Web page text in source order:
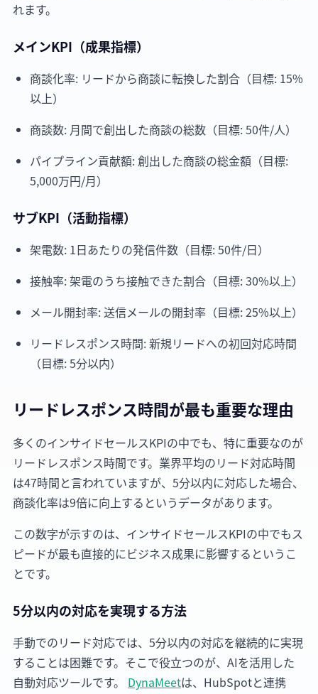
れます。
メインKPI（成果指標）
商談化率: リードから商談に転換した割合（目標: 15%
以上）
商談数: 月間で創出した商談の総数（目標: 50件/人）
パイプライン貢献額: 創出した商談の総金額（目標:
5,000万円/月）
サブKPI（活動指標）
架電数: 1日あたりの発信件数（目標: 50件/日）
接触率: 架電のうち接触できた割合（目標: 30%以上）
メール開封率: 送信メールの開封率（目標: 25%以上）
リードレスポンス時間: 新規リードへの初回対応時間
（目標: 5分以内）
リードレスポンス時間が最も重要な理由
多くのインサイドセールスKPIの中でも、特に重要なのが
リードレスポンス時間です。業界平均のリード対応時間
は47時間と言われていますが、5分以内に対応した場合、
商談化率は9倍に向上するというデータがあります。
この数字が示すのは、インサイドセールスKPIの中でもス
ピードが最も直接的にビジネス成果に影響するというこ
とです。
5分以内の対応を実現する方法
手動でのリード対応では、5分以内の対応を継続的に実現
することは困難です。そこで役立つのが、AIを活用した
自動対応ツールです。 DynaMeetは、HubSpotと連携